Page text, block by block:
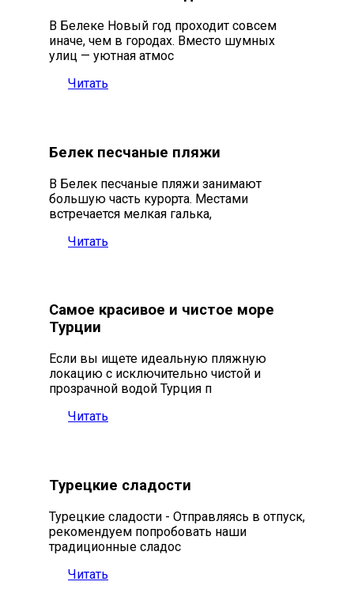
В Белеке Новый год проходит совсем
иначе, чем в городах. Вместо шумных
улиц — уютная атмос
Читать
Белек песчаные пляжи
В Белек песчаные пляжи занимают
большую часть курорта. Местами
встречается мелкая галька,
Читать
Самое красивое и чистое море
Турции
Если вы ищете идеальную пляжную
локацию с исключительно чистой и
прозрачной водой Турция п
Читать
Турецкие сладости
Турецкие сладости - Отправляясь в отпуск,
рекомендуем попробовать наши
традиционные сладос
Читать